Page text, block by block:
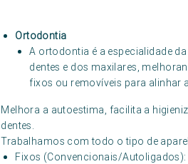
Ortodontia
A ortodontia é a especialidade
dentes e dos maxilares,
fixos ou removíveis para alinhar
Melhora a autoestima, facilita a
dentes.
Trabalhamos com todo o tipo de
Fixos (Convencionais/